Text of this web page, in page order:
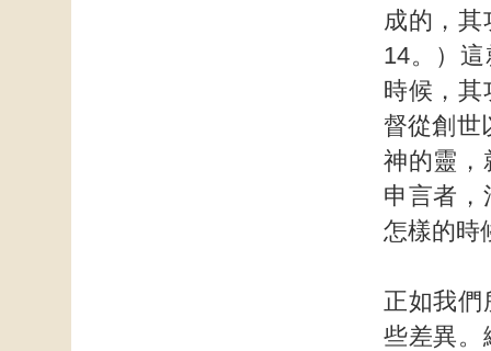
成的，其
14。）
時候，其
督從創世
神的靈，
申言者，
怎樣的時
正如我們
些差異。